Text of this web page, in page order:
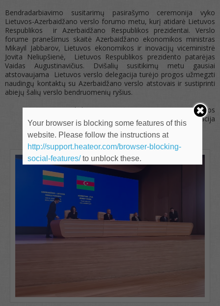
Bendradarbiavimo susitarimų pasirašymo ceremonija vyko
Lietuvos-Azerbaidžano verslo forumo metu, kurį atidarė Lietuvos
Respublikos ir Azerbaidžano Respublikos prezidentai. Verslo
forume pranešimus skaitė Azerbaidžano ekonomikos ministras
Mikayil Jabbarov, Lietuvos ekonomikos ir inovacijų viceministrė
Jovita Neliupšienė, Lietuvos Respublikos prezidento patarėjas
Vaidas Augustinavičius. Dvišalių susitikimų metu gausiai
atstovaujama Lietuvos verslo delegacija turėjo progos užmegzti
naudingų kontaktų su Azerbaidžano verslo atstovais ir sustiprinti
abiejų šalių verslo bendruomenių ryšius.
Lietuvos prekybos, pramonės ir amatų rūmų asociacijos
informacija
Your browser is blocking some features of this
website. Please follow the instructions at
http://support.heateor.com/browser-blocking-
social-features/to unblock these.